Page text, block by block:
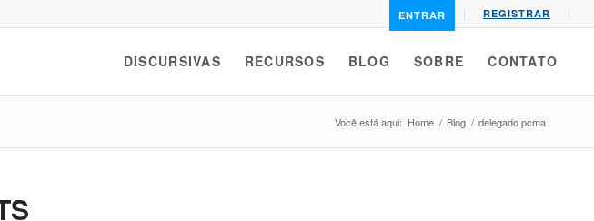
ENTRAR REGISTRAR
DISCURSIVAS RECURSOS BLOG SOBRE CONTATO
Você está aqui: Home / Blog / delegado pcma